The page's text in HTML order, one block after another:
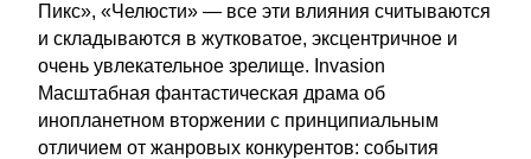
Пикс», «Челюсти» — все эти влияния считываются
и складываются в жутковатое, эксцентричное и
очень увлекательное зрелище. Invasion
Масштабная фантастическая драма об
инопланетном вторжении с принципиальным
отличием от жанровых конкурентов: события